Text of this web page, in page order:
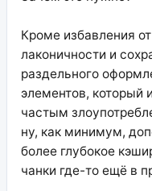
Кроме избавления
лаконичности и
раздельного
элементов, который
частым
ну, как минимум,
более глубокое
чанки где-то ещё в